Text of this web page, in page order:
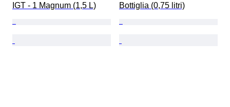
IGT - 1 Magnum (1,5 L)
Bottiglia (0,75 litri)